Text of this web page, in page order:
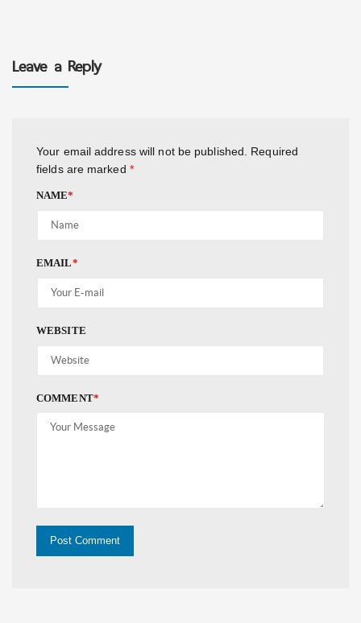
Leave a Reply
Your email address will not be published.
Required
fields are marked *
NAME*
EMAIL*
WEBSITE
COMMENT*